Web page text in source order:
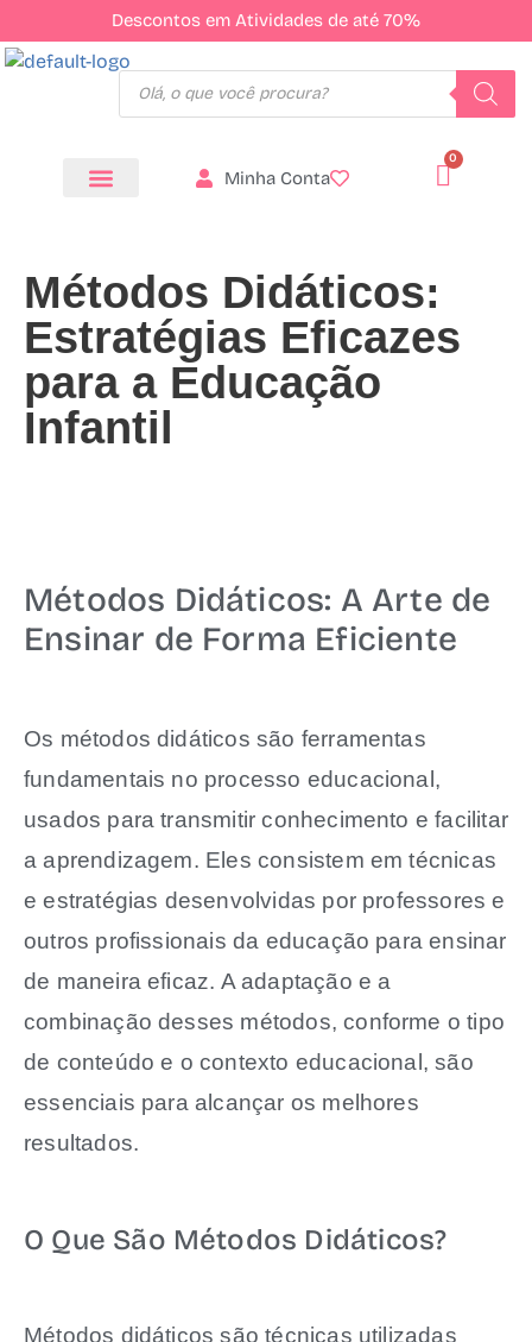
Descontos em Atividades de até 70%
Minha Conta
Métodos Didáticos:
Estratégias Eficazes
para a Educação
Infantil
Métodos Didáticos: A Arte de
Ensinar de Forma Eficiente
Os métodos didáticos são ferramentas
fundamentais no processo educacional,
usados para transmitir conhecimento e facilitar
a aprendizagem. Eles consistem em técnicas
e estratégias desenvolvidas por professores e
outros profissionais da educação para ensinar
de maneira eficaz. A adaptação e a
combinação desses métodos, conforme o tipo
de conteúdo e o contexto educacional, são
essenciais para alcançar os melhores
resultados.
O Que São Métodos Didáticos?
Métodos didáticos são técnicas utilizadas